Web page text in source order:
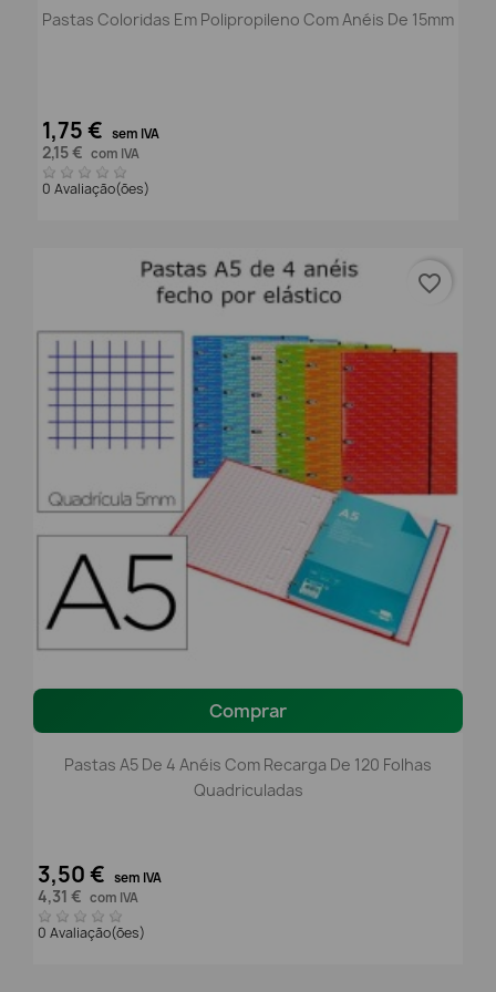
Pastas Coloridas Em Polipropileno Com Anéis De 15mm
1,75 € sem IVA
2,15 € com IVA
0 Avaliação(ões)
Comprar
Pastas A5 De 4 Anéis Com Recarga De 120 Folhas
Quadriculadas
3,50 € sem IVA
4,31 € com IVA
0 Avaliação(ões)
favorite_border